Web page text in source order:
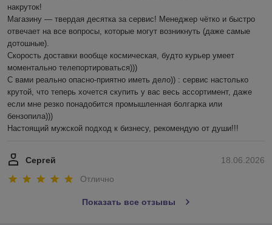
накруток!
Магазину — твердая десятка за сервис! Менеджер чётко и быстро
отвечает на все вопросы, которые могут возникнуть (даже самые
дотошные).
Скорость доставки вообще космическая, будто курьер умеет
моментально телепортироваться)))
С вами реально опасно-приятно иметь дело)) : сервис настолько
крутой, что теперь хочется скупить у вас весь ассортимент, даже
если мне резко понадобится промышленная болгарка или
бензопила)))
Настоящий мужской подход к бизнесу, рекомендую от души!!!
18.06.2026
Сергей
Отлично
Показать все отзывы